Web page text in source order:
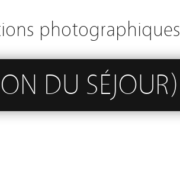
photographiques
DU SÉJOUR)